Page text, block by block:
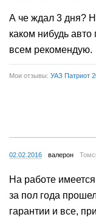
А че ждал 3 дня?
каком нибудь
всем рекомендую.
Мои отзывы: УАЗ Патриот
02.02.2016 валерон
На работе
за пол года
гарантии и все,